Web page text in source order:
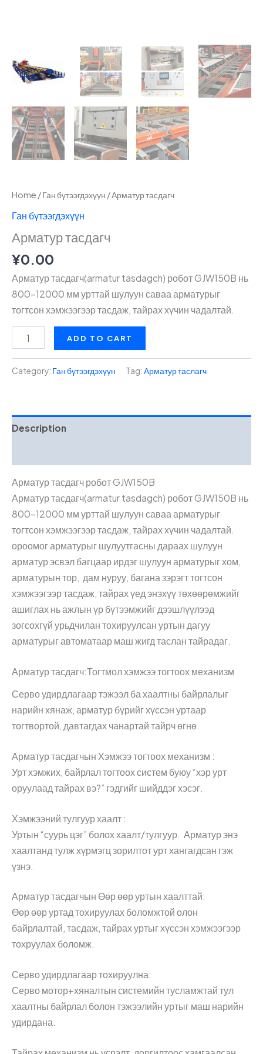
Home /Ган бүтээгдэхүүн / Арматур тасдагч
Ган бүтээгдэхүүн
Арматур тасдагч
¥0.00
Арматур тасдагч(armatur tasdagch) робот GJW150B нь
800–12000 мм урттай шулуун саваа арматурыг
тогтсон хэмжээгээр тасдаж, тайрах хүчин чадалтай.
Арматур
тасдагч
quantity
ADD TO CART
Category: Ган бүтээгдэхүүн Tag:Арматур таслагч
Description
Арматур тасдагч робот GJW150B
Арматур тасдагч(armatur tasdagch) робот GJW150B нь
800–12000 мм урттай шулуун саваа арматурыг
тогтсон хэмжээгээр тасдаж, тайрах хүчин чадалтай.
ороомог арматурыг шулуутгасны дараах шулуун
арматур эсвэл багцаар ирдэг шулуун арматурыг хом,
арматурын тор, дам нуруу, багана зэрэгт тогтсон
хэмжээгээр тасдаж, тайрах үед энэхүү төхөөрөмжийг
ашиглах нь ажлын үр бүтээмжийг дээшлүүлээд
зогсохгүй урьдчилан тохируулсан уртын дагуу
арматурыг автоматаар маш жигд таслан тайрадаг.
Арматур тасдагч:Тогтмол хэмжээ тогтоох механизм
Серво удирдлагаар тэжээл ба хаалтны байрлалыг
нарийн хянаж, арматур бүрийг хүссэн уртаар
тогтвортой, давтагдах чанартай тайрч өгнө.
Арматур тасдагчын Хэмжээ тогтоох механизм :
Урт хэмжих, байрлал тогтоох систем буюу “хэр урт
оруулаад тайрах вэ?” гэдгийг шийддэг хэсэг.
Хэмжээний тулгуур хаалт :
Уртын “суурь цэг” болох хаалт/тулгуур. Арматур энэ
хаалтанд тулж хүрмэгц зорилтот урт хангагдсан гэж
үзнэ.
Арматур тасдагчын Өөр өөр уртын хаалттай:
Өөр өөр уртад тохируулах боломжтой олон
байрлалтай, тасдаж, тайрах уртыг хүссэн хэмжээгээр
тохруулах боломж.
Серво удирдлагаар тохируулна:
Серво мотор+хяналтын системийн тусламжтай тул
хаалтны байрлал болон тэжээлийн уртыг маш нарийн
удирдана.